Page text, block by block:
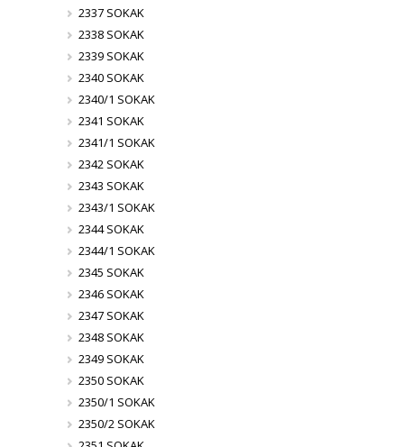
2337 SOKAK
2338 SOKAK
2339 SOKAK
2340 SOKAK
2340/1 SOKAK
2341 SOKAK
2341/1 SOKAK
2342 SOKAK
2343 SOKAK
2343/1 SOKAK
2344 SOKAK
2344/1 SOKAK
2345 SOKAK
2346 SOKAK
2347 SOKAK
2348 SOKAK
2349 SOKAK
2350 SOKAK
2350/1 SOKAK
2350/2 SOKAK